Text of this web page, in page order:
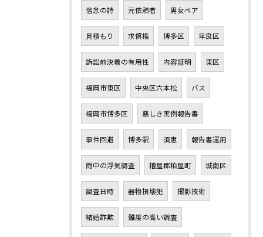
信念の詩 元依頼者 男女ペア
見積もり 求償権 博多区 早良区
訴訟前決着の有用性 内容証明 東区
福岡市東区 中央区六本松 バス
福岡市博多区 悪しき実例報告書
事件回避 博多駅 須恵 報告書運用
雨中の浮気調査 糟屋郡粕屋町 城南区
調査日時 器物損壊犯 撮影技術
結婚詐欺 難度の高い調査